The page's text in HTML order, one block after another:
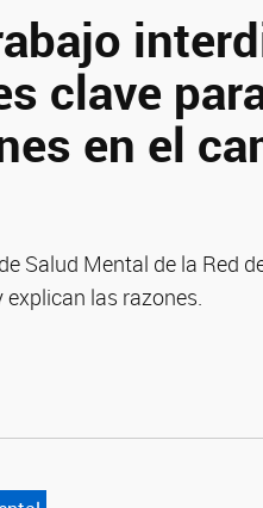
clave
en el
Salud Mental de la Red
explican las razones.